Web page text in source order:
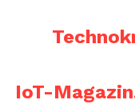
IoT-